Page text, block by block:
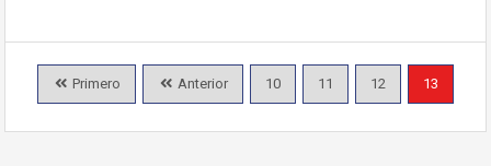
Primero Anterior 10 11 12 13